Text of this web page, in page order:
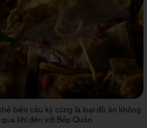
biến cầu kỳ cũng là loại đồ ăn không
khi đến với Bếp Quán